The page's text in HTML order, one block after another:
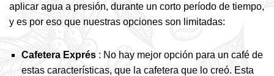
aplicar agua a presión, durante un corto período de tiempo,
y es por eso que nuestras opciones son limitadas:
Cafetera Exprés : No hay mejor opción para un café de
estas características, que la cafetera que lo creó. Esta